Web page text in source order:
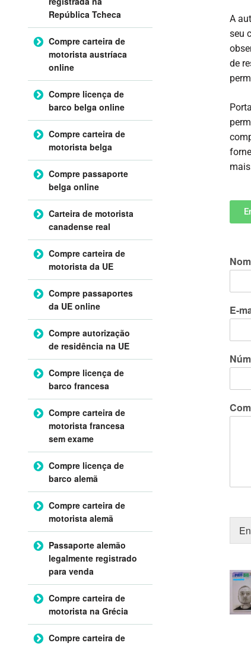
A
seu
de
E-
República Tcheca
Compre carteira de
motorista austríaca
online
Compre licença de
barco belga online
Compre carteira de
motorista belga
Compre passaporte
belga online
Carteira de motorista
canadense real
Compre carteira de
motorista da UE
Compre passaportes
da UE online
Compre autorização
de residência na UE
Compre licença de
barco francesa
Compre carteira de
motorista francesa
sem exame
Compre licença de
barco alemã
Compre carteira de
motorista alemã
Passaporte alemão
legalmente registrado
para venda
Compre carteira de
motorista na Grécia
Compre carteira de